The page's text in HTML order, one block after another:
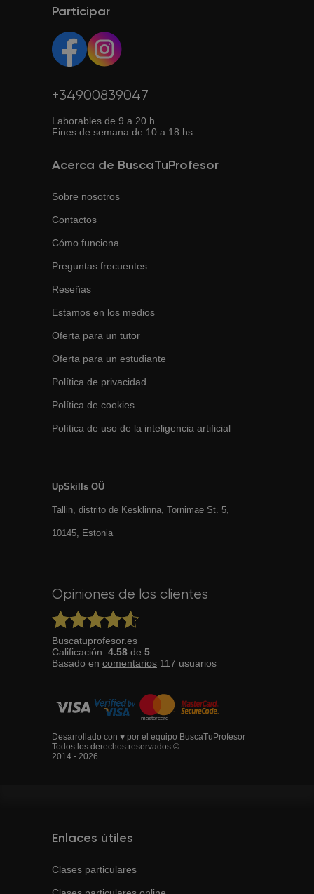
Participar
+34900839047
Laborables de 9 a 20 h
Fines de semana de 10 a 18 hs.
Acerca de BuscaTuProfesor
Sobre nosotros
Contactos
Cómo funciona
Preguntas frecuentes
Reseñas
Estamos en los medios
Oferta para un tutor
Oferta para un estudiante
Política de privacidad
Política de cookies
Política de uso de la inteligencia artificial
UpSkills OÜ
Tallin, distrito de Kesklinna, Tornimаe St. 5,
10145, Estonia
Opiniones de los clientes
Buscatuprofesor.es
Calificación: 4.58 de 5
Basado en comentarios 117 usuarios
Desarrollado con ♥ por el equipo BuscaTuProfesor
Todos los derechos reservados ©
2014 - 2026
Enlaces útiles
Clases particulares